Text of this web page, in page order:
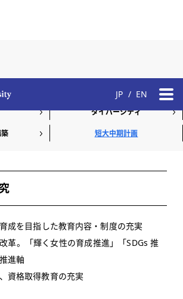
JP / EN
研究
ダイバーシティ
短大中期計画
期計画
年度の短大中期計画
成を目指した教育内容・制度の充実
革。「輝く女性の育成推進」「SDGs 推
進軸
資格取得教育の充実